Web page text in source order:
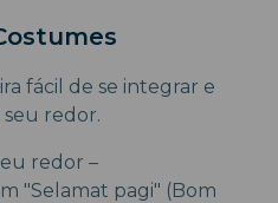
fácil de se integrar e
redor.
redor –
"Selamat pagi" (Bom